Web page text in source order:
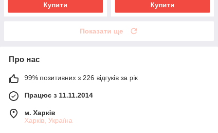
Купити Купити
Показати ще
Про нас
99% позитивних з 226 відгуків за рік
Працює з 11.11.2014
м. Харків
Харків, Україна